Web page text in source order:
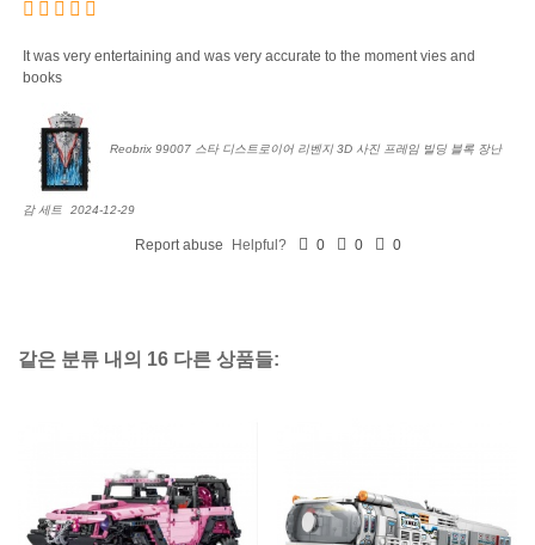
It was very entertaining and was very accurate to the moment vies and
books
Reobrix 99007 스타 디스트로이어 리벤지 3D 사진 프레임 빌딩 블록 장난
감 세트 2024-12-29
Report abuse Helpful? 0 0 0
같은 분류 내의 16 다른 상품들: